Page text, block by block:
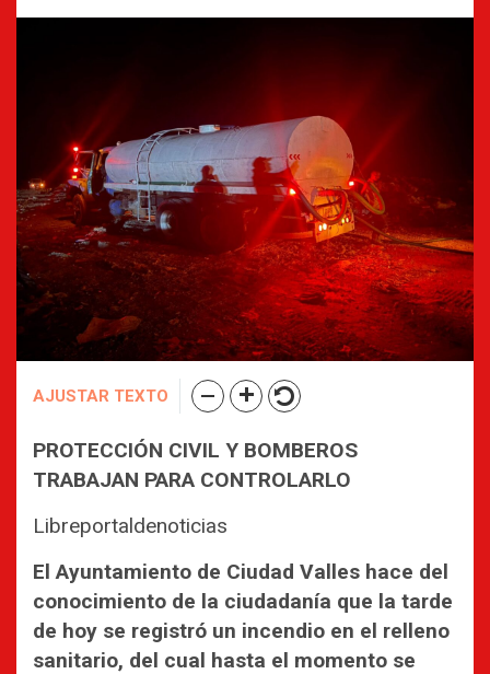
AJUSTAR TEXTO
PROTECCIÓN CIVIL Y BOMBEROS
TRABAJAN PARA CONTROLARLO
Libreportaldenoticias
El Ayuntamiento de Ciudad Valles hace del
conocimiento de la ciudadanía que la tarde
de hoy se registró un incendio en el relleno
sanitario, del cual hasta el momento se